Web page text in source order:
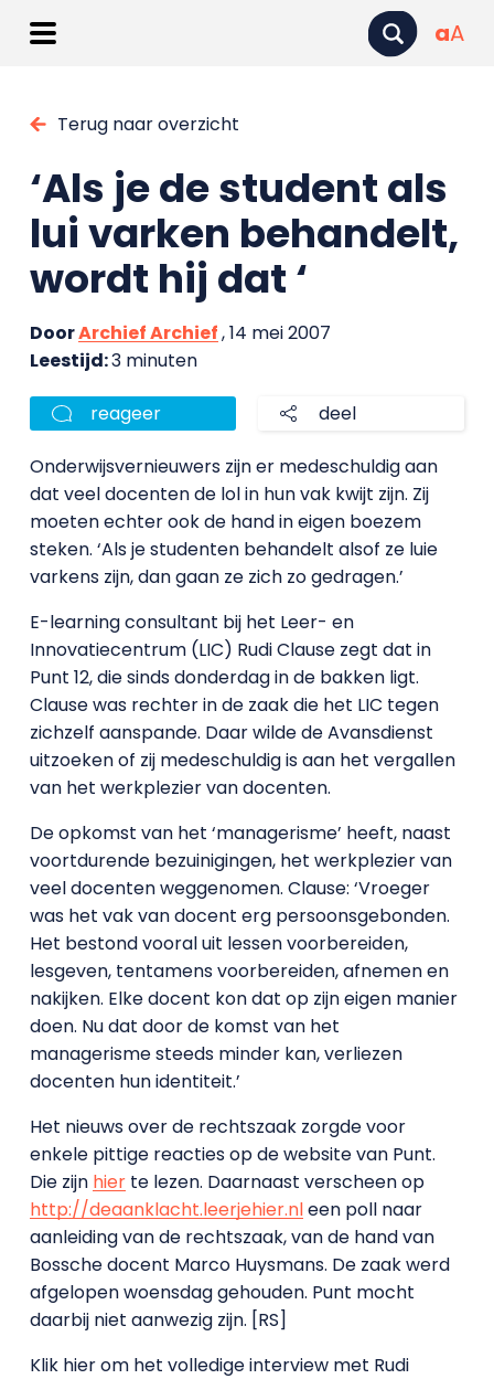
aA
Terug naar overzicht
‘Als je de student als
lui varken behandelt,
wordt hij dat ‘
DoorArchief Archief, 14 mei 2007
Leestijd:3 minuten
reageer deel
Onderwijsvernieuwers zijn er medeschuldig aan
dat veel docenten de lol in hun vak kwijt zijn. Zij
moeten echter ook de hand in eigen boezem
steken. ‘Als je studenten behandelt alsof ze luie
varkens zijn, dan gaan ze zich zo gedragen.’
E-learning consultant bij het Leer- en
Innovatiecentrum (LIC) Rudi Clause zegt dat in
Punt 12, die sinds donderdag in de bakken ligt.
Clause was rechter in de zaak die het LIC tegen
zichzelf aanspande. Daar wilde de Avansdienst
uitzoeken of zij medeschuldig is aan het vergallen
van het werkplezier van docenten.
De opkomst van het ‘managerisme’ heeft, naast
voortdurende bezuinigingen, het werkplezier van
veel docenten weggenomen. Clause: ‘Vroeger
was het vak van docent erg persoonsgebonden.
Het bestond vooral uit lessen voorbereiden,
lesgeven, tentamens voorbereiden, afnemen en
nakijken. Elke docent kon dat op zijn eigen manier
doen. Nu dat door de komst van het
managerisme steeds minder kan, verliezen
docenten hun identiteit.’
Het nieuws over de rechtszaak zorgde voor
enkele pittige reacties op de website van Punt.
Die zijn hierte lezen. Daarnaast verscheen op
http://deaanklacht.leerjehier.nleen poll naar
aanleiding van de rechtszaak, van de hand van
Bossche docent Marco Huysmans. De zaak werd
afgelopen woensdag gehouden. Punt mocht
daarbij niet aanwezig zijn. [RS]
Klik hier om het volledige interview met Rudi